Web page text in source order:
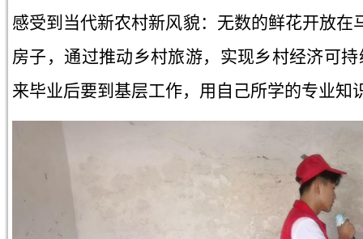
感受到当代新农村新风貌：无数的鲜花开放
房子，通过推动乡村旅游，实现乡村经济可
来毕业后要到基层工作，用自己所学的专业知